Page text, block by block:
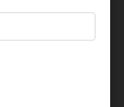
см) 28 карточек
и 18 карточек "
см)